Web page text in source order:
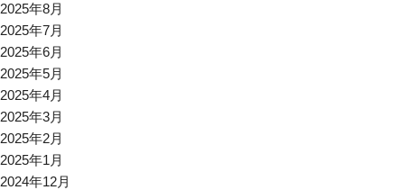
2025年8月
2025年7月
2025年6月
2025年5月
2025年4月
2025年3月
2025年2月
2025年1月
2024年12月